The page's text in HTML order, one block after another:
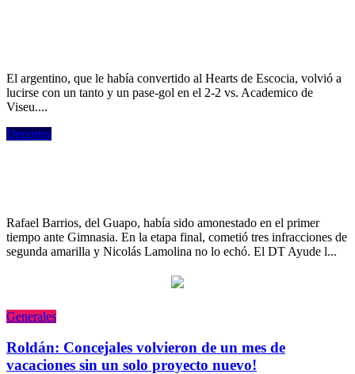
El argentino, que le había convertido al Hearts de Escocia, volvió a
lucirse con un tanto y un pase-gol en el 2-2 vs. Academico de
Viseu....
Deportes
Rafael Barrios, del Guapo, había sido amonestado en el primer
tiempo ante Gimnasia. En la etapa final, cometió tres infracciones de
segunda amarilla y Nicolás Lamolina no lo echó. El DT Ayude l...
Generales
Roldán: Concejales volvieron de un mes de
vacaciones sin un solo proyecto nuevo!